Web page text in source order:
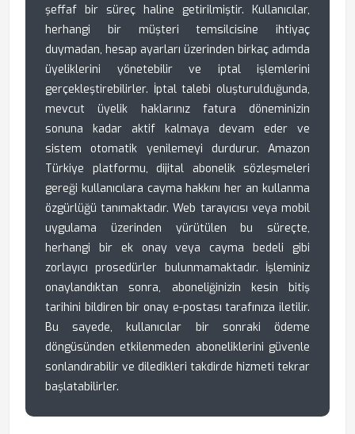
şeffaf bir süreç haline getirilmiştir. Kullanıcılar,
herhangi bir müşteri temsilcisine ihtiyaç
duymadan, hesap ayarları üzerinden birkaç adımda
üyeliklerini yönetebilir ve iptal işlemlerini
gerçekleştirebilirler. İptal talebi oluşturulduğunda,
mevcut üyelik haklarınız fatura döneminizin
sonuna kadar aktif kalmaya devam eder ve
sistem otomatik yenilemeyi durdurur. Amazon
Türkiye platformu, dijital abonelik sözleşmeleri
gereği kullanıcılara cayma hakkını her an kullanma
özgürlüğü tanımaktadır. Web tarayıcısı veya mobil
uygulama üzerinden yürütülen bu süreçte,
herhangi bir ek onay veya cayma bedeli gibi
zorlayıcı prosedürler bulunmamaktadır. İşleminiz
onaylandıktan sonra, aboneliğinizin kesin bitiş
tarihini bildiren bir onay e-postası tarafınıza iletilir.
Bu sayede, kullanıcılar bir sonraki ödeme
döngüsünden etkilenmeden aboneliklerini güvenle
sonlandırabilir ve diledikleri takdirde hizmeti tekrar
başlatabilirler.